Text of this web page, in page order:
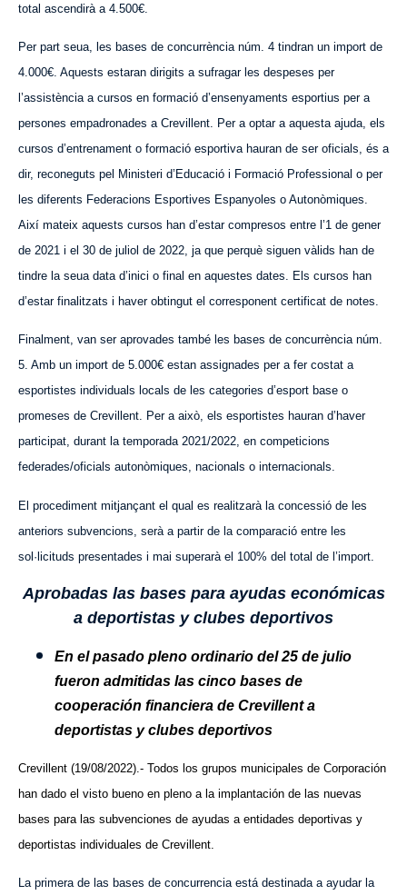
total ascendirà a 4.500€.
Per part seua, les bases de concurrència núm. 4 tindran un import de
4.000€. Aquests estaran dirigits a sufragar les despeses per
l’assistència a cursos en formació d’ensenyaments esportius per a
persones empadronades a Crevillent. Per a optar a aquesta ajuda, els
cursos d’entrenament o formació esportiva hauran de ser oficials, és a
dir, reconeguts pel Ministeri d’Educació i Formació Professional o per
les diferents Federacions Esportives Espanyoles o Autonòmiques.
Així mateix aquests cursos han d’estar compresos entre l’1 de gener
de 2021 i el 30 de juliol de 2022, ja que perquè siguen vàlids han de
tindre la seua data d’inici o final en aquestes dates. Els cursos han
d’estar finalitzats i haver obtingut el corresponent certificat de notes.
Finalment, van ser aprovades també les bases de concurrència núm.
5. Amb un import de 5.000€ estan assignades per a fer costat a
esportistes individuals locals de les categories d’esport base o
promeses de Crevillent. Per a això, els esportistes hauran d’haver
participat, durant la temporada 2021/2022, en competicions
federades/oficials autonòmiques, nacionals o internacionals.
El procediment mitjançant el qual es realitzarà la concessió de les
anteriors subvencions, serà a partir de la comparació entre les
sol·licituds presentades i mai superarà el 100% del total de l’import.
Aprobadas las bases para ayudas económicas
a deportistas y clubes deportivos
En el pasado pleno ordinario del 25 de julio
fueron admitidas las cinco bases de
cooperación financiera de Crevillent a
deportistas y clubes deportivos
Crevillent (19/08/2022).- Todos los grupos municipales de Corporación
han dado el visto bueno en pleno a la implantación de las nuevas
bases para las subvenciones de ayudas a entidades deportivas y
deportistas individuales de Crevillent.
La primera de las bases de concurrencia está destinada a ayudar la